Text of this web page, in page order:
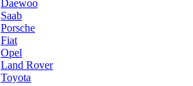
Daewoo
Saab
Porsche
Fiat
Opel
Land Rover
Toyota